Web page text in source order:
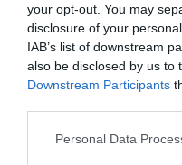
your opt-out. You may
disclosure of your
IAB’s list of downstream
also be disclosed by us to
Downstream Participants
Personal Data
Jaume Alsina a la
l'Empresa Familiar, a
Carolina Santos
Fins a quin punt